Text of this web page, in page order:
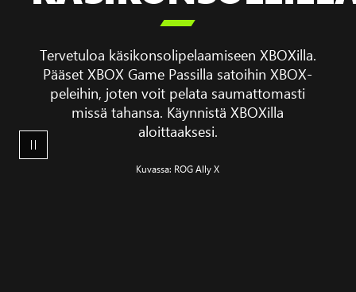
pelikuvaa
ROG
XBOX
Ally
X
käsikonsolilla

Tervetuloa käsikonsolipelaamiseen XBOXilla.
Pääset XBOX Game Passilla satoihin XBOX-
peleihin, joten voit pelata saumattomasti
missä tahansa. Käynnistä XBOXilla
aloittaaksesi.
Kuvassa: ROG Ally X